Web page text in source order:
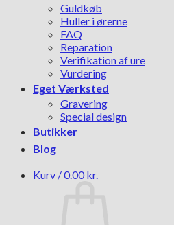
Guldkøb
Huller i ørerne
FAQ
Reparation
Verifikation af ure
Vurdering
Eget Værksted
Gravering
Special design
Butikker
Blog
Kurv /0.00 kr.